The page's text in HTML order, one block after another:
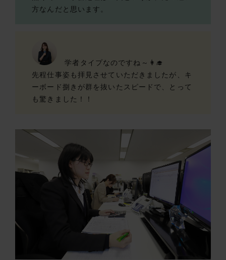
方なんだと思います。
学者タイプなのですね～👩‍🎓
先程仕事姿も拝見させていただきましたが、キ
ーボード捌きが群を抜いたスピードで、とって
も驚きました！！